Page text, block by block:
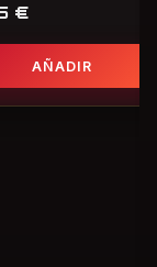
| Novela
€
AÑADIR